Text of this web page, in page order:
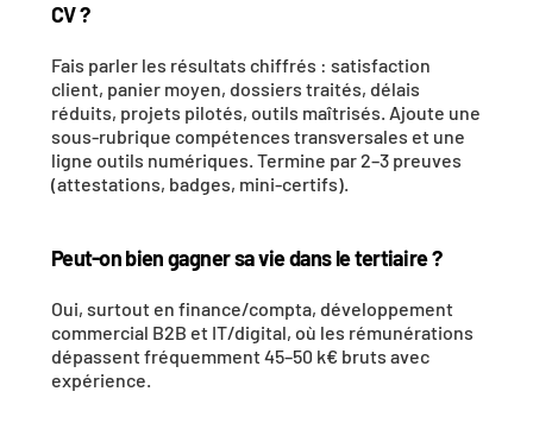
CV ?
Fais parler les résultats chiffrés : satisfaction
client, panier moyen, dossiers traités, délais
réduits, projets pilotés, outils maîtrisés. Ajoute une
sous-rubrique compétences transversales et une
ligne outils numériques. Termine par 2–3 preuves
(attestations, badges, mini-certifs).
Peut-on bien gagner sa vie dans le tertiaire ?
Oui, surtout en finance/compta, développement
commercial B2B et IT/digital, où les rémunérations
dépassent fréquemment 45–50 k€ bruts avec
expérience.